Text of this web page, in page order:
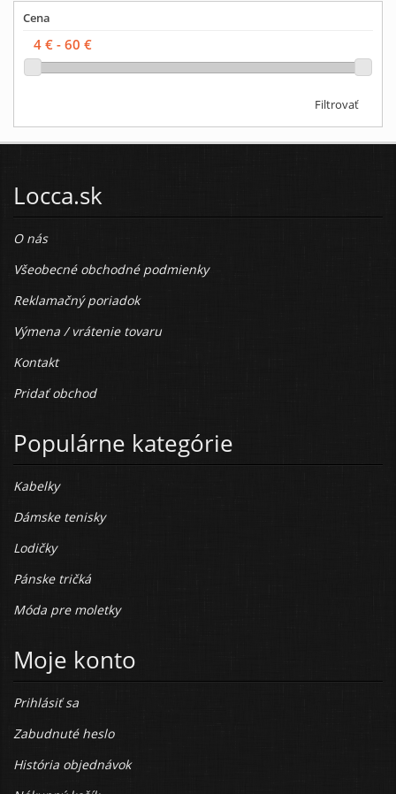
Cena
Filtrovať
Locca.sk
O nás
Všeobecné obchodné podmienky
Reklamačný poriadok
Výmena / vrátenie tovaru
Kontakt
Pridať obchod
Populárne kategórie
Kabelky
Dámske tenisky
Lodičky
Pánske tričká
Móda pre moletky
Moje konto
Prihlásiť sa
Zabudnuté heslo
História objednávok